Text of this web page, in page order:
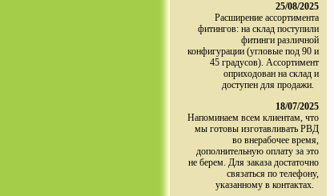
25/08/2025
Расширение ассортимента
фитингов: на склад поступили
фитинги различной
конфигурации (угловые под 90 и
45 градусов). Ассортимент
оприходован на склад и
доступен для продажи.
18/07/2025
Напоминаем всем клиентам, что
мы готовы изготавливать РВД
во внерабочее время,
дополнительную оплату за это
не берем. Для заказа достаточно
связаться по телефону,
указанному в контактах.